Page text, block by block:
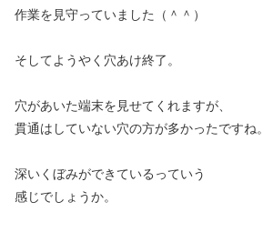
作業を見守っていました（＾＾）
そしてようやく穴あけ終了。
穴があいた端末を見せてくれますが、
貫通はしていない穴の方が多かったですね。
深いくぼみができているっていう
感じでしょうか。